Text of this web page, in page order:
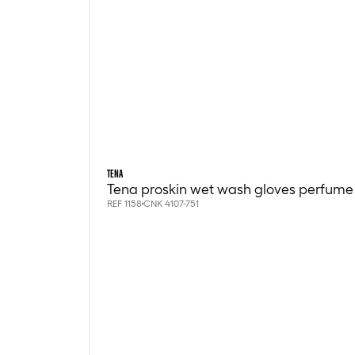
TENA
Tena proskin wet wash gloves
REF 1158CNK 4107-751